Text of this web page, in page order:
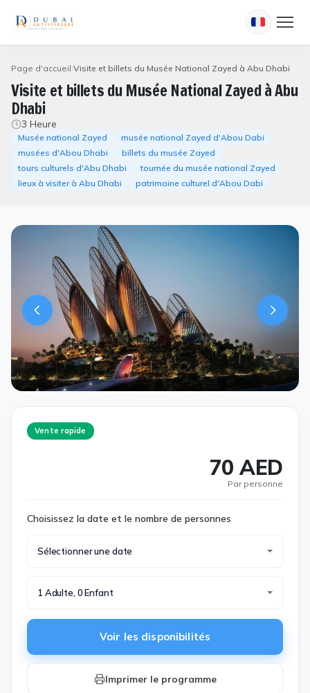
Page d'accueil Visite et billets du Musée National Zayed à Abu Dhabi
Visite et billets du Musée National Zayed à Abu
Dhabi
3 Heure
Musée national Zayed
musée national Zayed d'Abou Dabi
musées d'Abou Dhabi
billets du musée Zayed
tours culturels d'Abu Dhabi
tournée du musée national Zayed
lieux à visiter à Abu Dhabi
patrimoine culturel d'Abou Dabi
Vente rapide
70 AED
Par personne
Choisissez la date et le nombre de personnes
Sélectionner une date
1 Adulte, 0 Enfant
Voir les disponibilités
Imprimer le programme